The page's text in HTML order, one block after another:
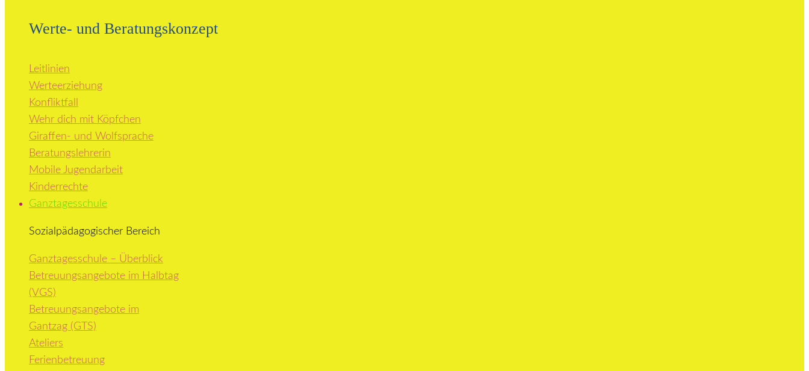
Werte- und Beratungskonzept
Leitlinien
Werteerziehung
Konfliktfall
Wehr dich mit Köpfchen
Giraffen- und Wolfsprache
Beratungslehrerin
Mobile Jugendarbeit
Kinderrechte
Ganztagesschule
Sozialpädagogischer Bereich
Ganztagesschule – Überblick
Betreuungsangebote im Halbtag
(VGS)
Betreuungsangebote im
Gantzag (GTS)
Ateliers
Ferienbetreuung